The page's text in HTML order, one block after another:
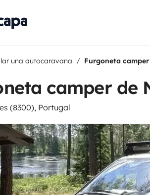
una autocaravana Furgoneta
camper de
(8300), Portugal